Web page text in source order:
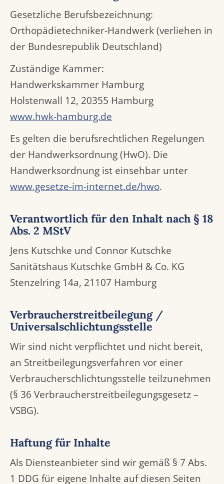
Gesetzliche Berufsbezeichnung:
Orthopädietechniker-Handwerk (verliehen in
der Bundesrepublik Deutschland)
Zuständige Kammer:
Handwerkskammer Hamburg
Holstenwall 12, 20355 Hamburg
www.hwk-hamburg.de
Es gelten die berufsrechtlichen Regelungen
der Handwerksordnung (HwO). Die
Handwerksordnung ist einsehbar unter
www.gesetze-im-internet.de/hwo.
Verantwortlich für den Inhalt nach § 18
Abs. 2 MStV
Jens Kutschke und Connor Kutschke
Sanitätshaus Kutschke GmbH & Co. KG
Stenzelring 14a, 21107 Hamburg
Verbraucherstreitbeilegung /
Universalschlichtungsstelle
Wir sind nicht verpflichtet und nicht bereit,
an Streitbeilegungsverfahren vor einer
Verbraucherschlichtungsstelle teilzunehmen
(§ 36 Verbraucherstreitbeilegungsgesetz –
VSBG).
Haftung für Inhalte
Als Diensteanbieter sind wir gemäß § 7 Abs.
1 DDG für eigene Inhalte auf diesen Seiten